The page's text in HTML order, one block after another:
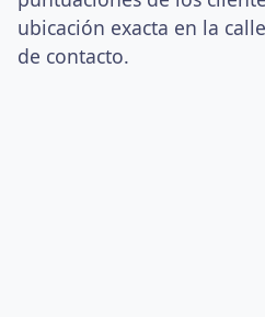
ubicación exacta en la
de contacto.